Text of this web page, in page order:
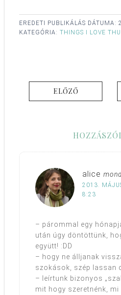
EREDETI PUBLIKÁLÁS DÁTUMA:
KATEGÓRIA: THINGS I LOVE
ELŐZŐ
alice
2013.
8:23
– párommal egy
után úgy döntöttünk,
együtt! :DD
– hogy ne álljanak
szokások, szép lassan
– leírtunk bizonyos
mit hogy szeretnénk,